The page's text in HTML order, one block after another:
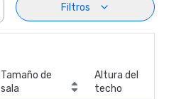
Filtros
Tamaño de
sala
Altura del
techo